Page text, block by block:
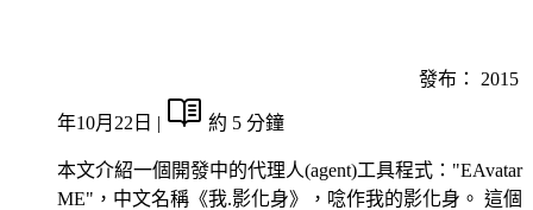
發布： 2015
年10月22日 | 約 5 分鐘
本文介紹一個開發中的代理人(agent)工具程式："EAvatar
ME"，中文名稱《我.影化身》，唸作我的影化身。 這個